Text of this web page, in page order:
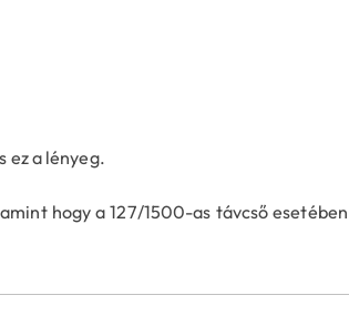
ez a lényeg.
hogy a 127/1500-as távcső esetében